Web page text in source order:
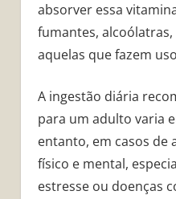
absorver essa
fumantes,
aquelas que fazem
A ingestão diária
para um adulto varia
entanto, em casos de
físico e mental,
estresse ou doenças